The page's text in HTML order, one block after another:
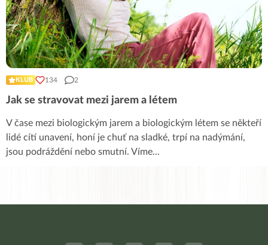
KLUB 134 2
Jak se stravovat mezi jarem a létem
V čase mezi biologickým jarem a biologickým létem se někteří
lidé cítí unavení, honí je chuť na sladké, trpí na nadýmání,
jsou podráždění nebo smutní. Víme...